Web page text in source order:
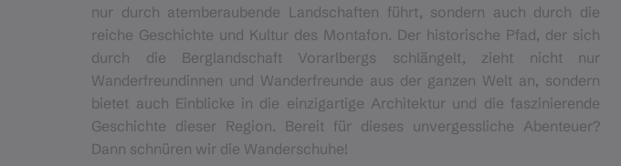
nur durch atemberaubende Landschaften führt, sondern auch durch die
reiche Geschichte und Kultur des Montafon. Der historische Pfad, der sich
durch die Berglandschaft Vorarlbergs schlängelt, zieht nicht nur
Wanderfreundinnen und Wanderfreunde aus der ganzen Welt an, sondern
bietet auch Einblicke in die einzigartige Architektur und die faszinierende
Geschichte dieser Region. Bereit für dieses unvergessliche Abenteuer?
Dann schnüren wir die Wanderschuhe!